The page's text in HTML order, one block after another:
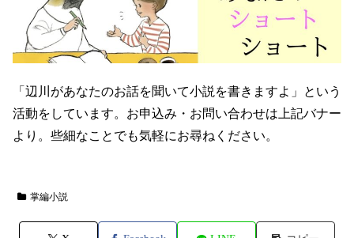
「辺川があなたのお話を聞いて小説を書きますよ」という
活動をしています。お申込み・お問い合わせは上記バナー
より。些細なことでも気軽にお尋ねください。
掌編小説